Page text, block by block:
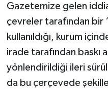
Gazetemize gelen
çevreler tarafından bir
kullanıldığı, kurum
irade tarafından baskı
yönlendirildiği ileri
da bu çerçevede